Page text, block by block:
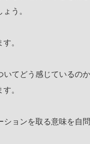
う。
。
いてどう感じているの
。
ションを取る意味を自